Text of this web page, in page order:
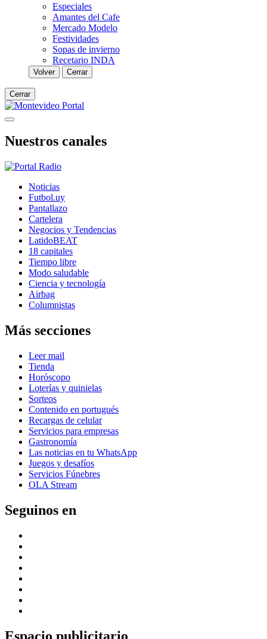
Especiales
Amantes del Cafe
Mercado Modelo
Festividades
Sopas de invierno
Recetario INDA
Volver Cerrar
Cerrar
Nuestros canales
Noticias
Futbol.uy
Pantallazo
Cartelera
Negocios y Tendencias
LatidoBEAT
18 capitales
Tiempo libre
Modo saludable
Ciencia y tecnología
Airbag
Columnistas
Más secciones
Leer mail
Tienda
Horóscopo
Loterías y quinielas
Sorteos
Contenido en portugués
Recargas de celular
Servicios para empresas
Gastronomía
Las noticias en tu WhatsApp
Juegos y desafíos
Servicios Fúnebres
OLA Stream
Seguinos en